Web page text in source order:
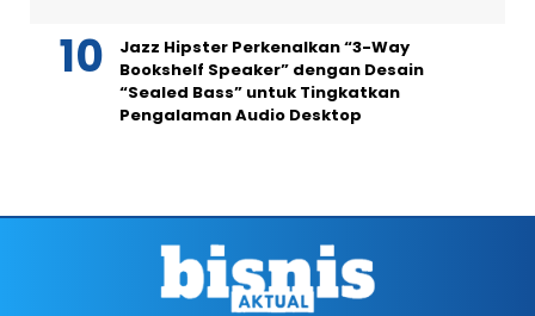
Jazz Hipster Perkenalkan “3-Way
Bookshelf Speaker” dengan Desain
“Sealed Bass” untuk Tingkatkan
Pengalaman Audio Desktop